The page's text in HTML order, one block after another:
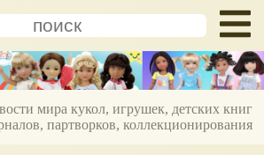
мира кукол, игрушек, детских книг
партворков, коллекционирования